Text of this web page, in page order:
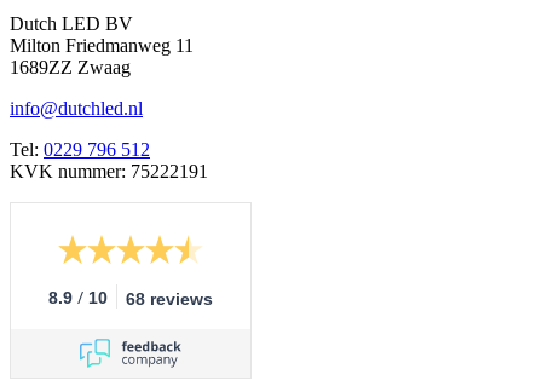
Dutch LED BV
Milton Friedmanweg 11
1689ZZ Zwaag
info@dutchled.nl
Tel: 0229 796 512
KVK nummer: 75222191
8.9 / 10 68 reviews